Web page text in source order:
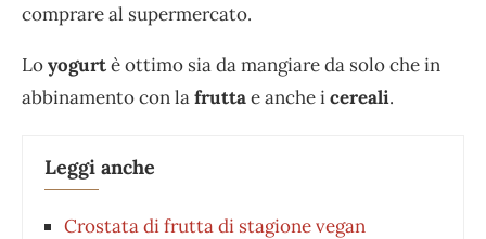
comprare al supermercato.
Loyogurtè ottimo sia da mangiare da solo che in
abbinamento con lafruttae anche icereali.
Leggi anche
Crostata di frutta di stagione vegan